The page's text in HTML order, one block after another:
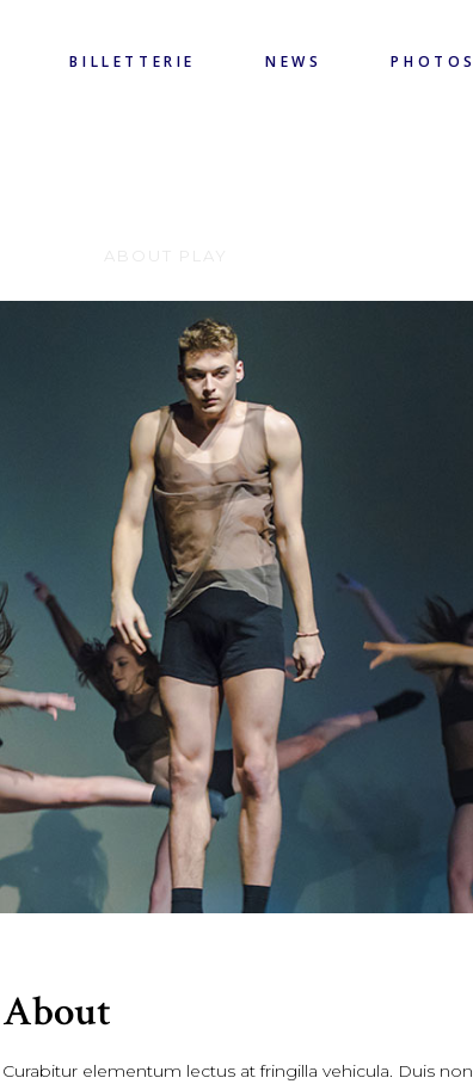
BILLETTERIE NEWS PHOTOS
About
Curabitur elementum lectus at fringilla vehicula. Duis non